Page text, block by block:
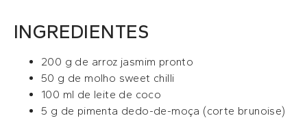
INGREDIENTES
200 g de arroz jasmim pronto
50 g de molho sweet chilli
100 ml de leite de coco
5 g de pimenta dedo-de-moça (corte brunoise)